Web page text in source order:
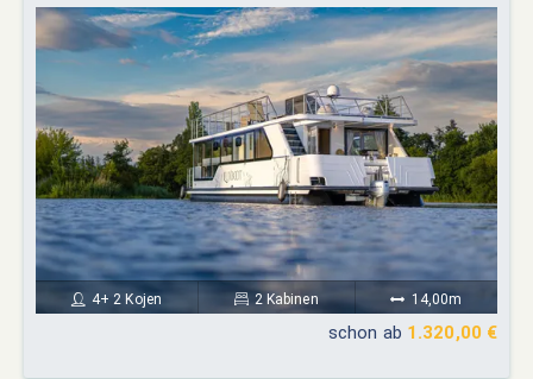
4+ 2 Kojen 2 Kabinen 14,00m
schon ab 1.320,00 €